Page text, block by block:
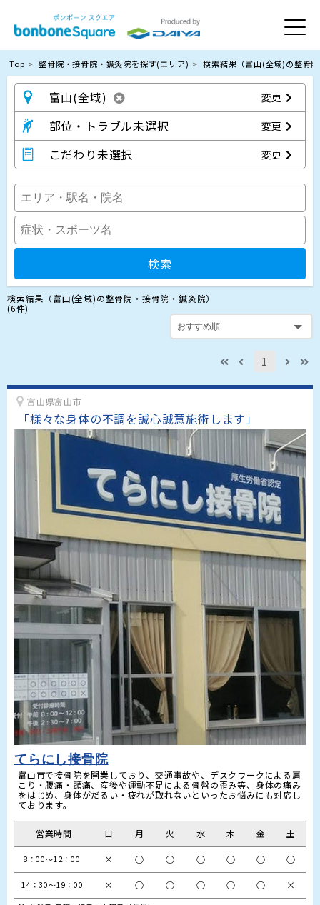
Top 整骨院・接骨院・鍼灸院を探す(エリア) 検索結果（富山(全域)の整骨
富山(全域) 変更
部位・トラブル未選択 変更
こだわり未選択 変更
検索
検索結果（富山(全域)の整骨院・接骨院・鍼灸院）
(6件)
1
富山県富山市
「様々な身体の不調を誠心誠意施術します」
てらにし接骨院
富山市で接骨院を開業しており、交通事故や、デスクワークによる肩
こり・腰痛・頭痛、産後や運動不足による骨盤の歪み等、身体の痛み
をはじめ、身体がだるい・疲れが取れないといったお悩みにも対応し
ております。
営業時間 日 月 火 水 木 金 土
8：00～12：00 × ○ ○ ○ ○ ○ ○
14：30～19：00 × ○ ○ ○ ○ ○ ×